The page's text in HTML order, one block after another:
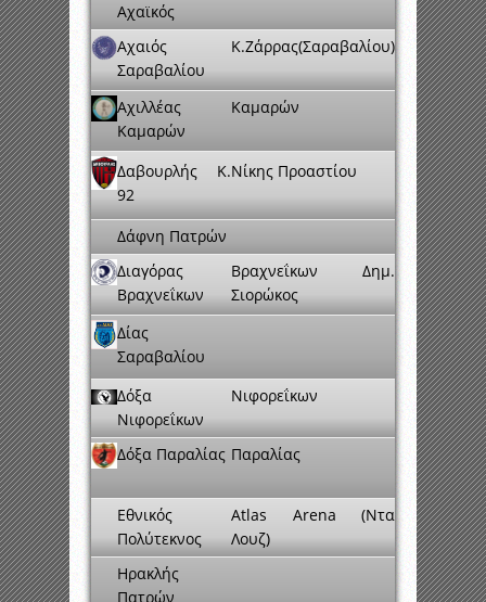
Αχαϊκός
Αχαιός
Σαραβαλίου
Κ.Ζάρρας(Σαραβαλίου)
Αχιλλέας
Καμαρών
Καμαρών
Δαβουρλής K.
92
Νίκης Προαστίου
Δάφνη Πατρών
Διαγόρας
Βραχνεΐκων
Βραχνεΐκων Δημ.
Σιορώκος
Δίας
Σαραβαλίου
Δόξα
Νιφορεΐκων
Νιφορεΐκων
Δόξα Παραλίας Παραλίας
Εθνικός
Πολύτεκνος
Atlas Arena (Ντα
Λουζ)
Ηρακλής
Πατρών